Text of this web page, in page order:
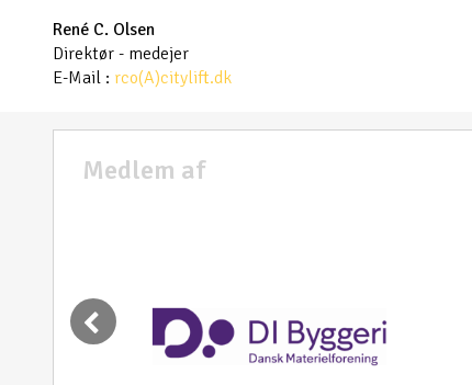
René C. Olsen
Direktør - medejer
E-Mail : rco(A)citylift.dk
Medlem af